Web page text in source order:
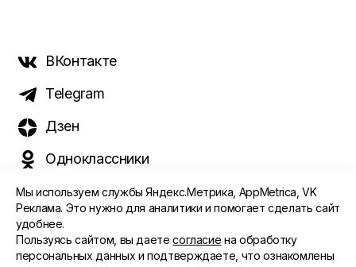
ВКонтакте
Telegram
Дзен
Одноклассники
©️ 2015 - 2026 Интернет-журнал «Морс». Все права
защищены
Мы используем службы Яндекс.Метрика, AppMetrica, VK
Реклама. Это нужно для аналитики и помогает сделать сайт
удобнее.
Пользуясь сайтом, вы даетесогласие на обработку
персональных данных и подтверждаете, что ознакомлены